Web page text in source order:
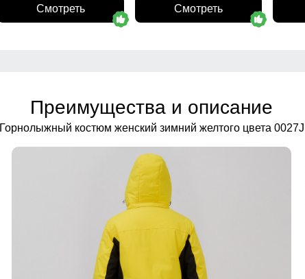
Смотреть Смотреть
Преимущества и описание
Горнолыжный костюм женский зимний желтого цвета 0027J